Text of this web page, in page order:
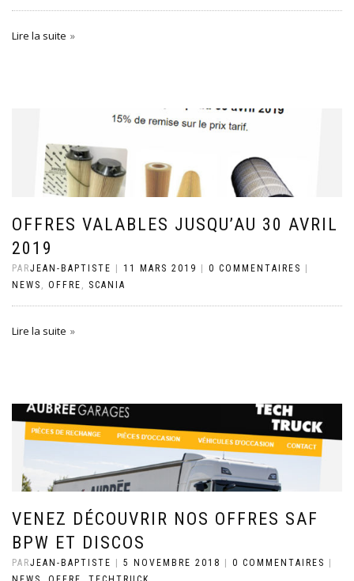
Lire la suite
OFFRES VALABLES JUSQU’AU 30 AVRIL
2019
PARJEAN-BAPTISTE | 11 MARS 2019 | 0 COMMENTAIRES |
NEWS , OFFRE , SCANIA
Lire la suite
VENEZ DÉCOUVRIR NOS OFFRES SAF
BPW ET DISCOS
PARJEAN-BAPTISTE 5 NOVEMBRE 2018 0 COMMENTAIRES